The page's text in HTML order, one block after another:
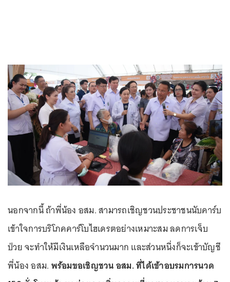
นอกจากนี้ ถ้าพี่น้อง อสม. สามารถเชิญชวนประชาชนนับคาร์บ
เข้าใจการบริโภคคาร์โบไฮเดรตอย่างเหมาะสม ลดการเจ็บ
ป่วย จะทำให้มีเงินเหลือจำนวนมาก และส่วนหนึ่งก็จะเข้าบัญชี
พี่น้อง อสม. พร้อมขอเชิญชวน อสม. ที่ได้เข้าอบรมการนวด